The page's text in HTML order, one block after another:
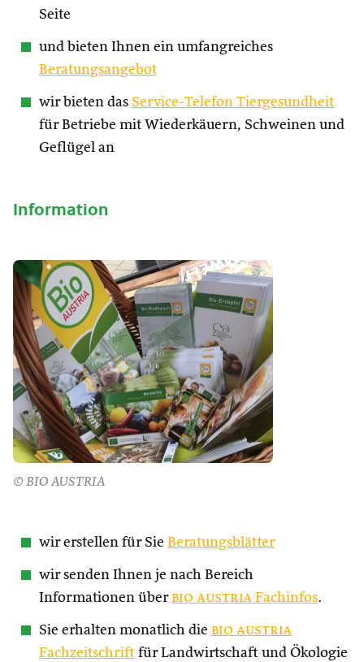
Seite
und bieten Ihnen ein umfangreiches
Beratungsangebot
wir bieten das Service-Telefon Tiergesundheit
für Betriebe mit Wiederkäuern, Schweinen und
Geflügel an
Information
© BIO AUSTRIA
wir erstellen für Sie Beratungsblätter
wir senden Ihnen je nach Bereich
Informationen über bio austria Fachinfos.
Sie erhalten monatlich die bio austria
Fachzeitschrift für Landwirtschaft und Ökologie